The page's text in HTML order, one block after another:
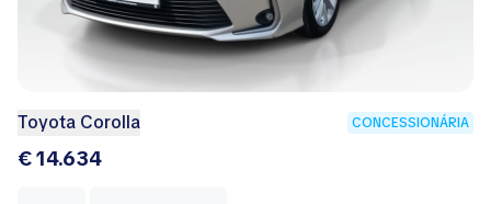
Toyota Corolla CONCESSIONÁRIA
€ 14.634